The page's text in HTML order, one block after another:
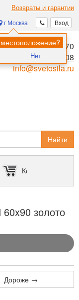
Возвраты и гарантии
Вход
г Москва
Нет
8 (495) 970-00-70
8 (800) 700-11-08
info@svetosila.ru
Найти
Корзина пуста
золото
Дороже →